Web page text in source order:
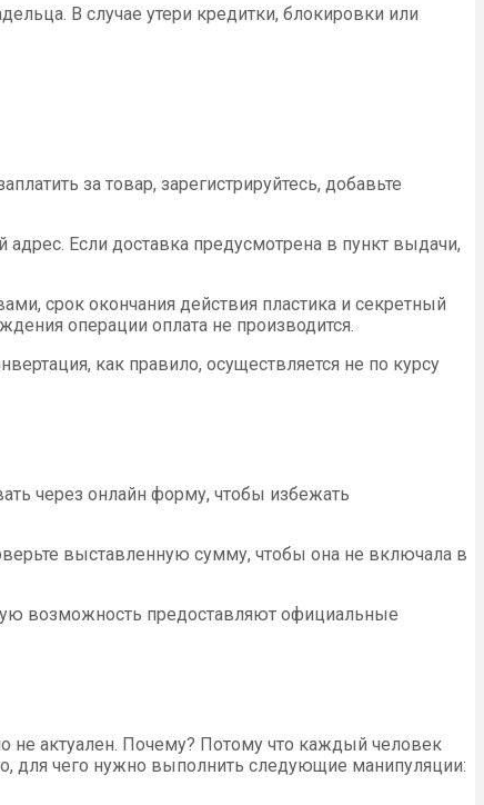
В случае утери кредитки, блокировки или
за товар, зарегистрируйтесь, добавьте
Если доставка предусмотрена в пункт выдачи,
срок окончания действия пластика и секретный
операции оплата не производится.
как правило, осуществляется не по курсу
через онлайн форму, чтобы избежать
выставленную сумму, чтобы она не включала в
возможность предоставляют официальные
не актуален. Почему? Потому что каждый человек
для чего нужно выполнить следующие манипуляции: